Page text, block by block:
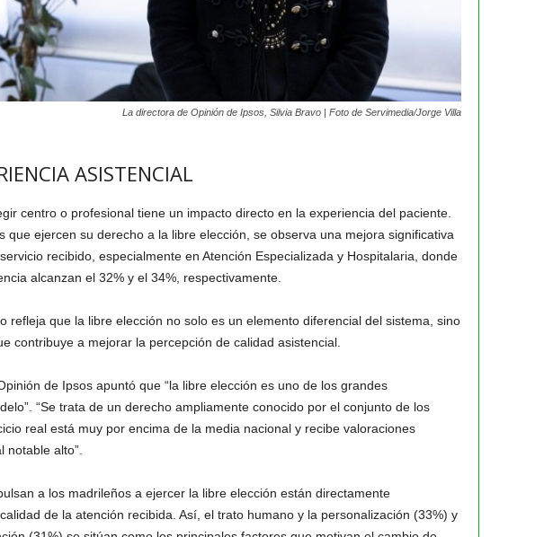
La directora de Opinión de Ipsos, Silvia Bravo | Foto de Servimedia/Jorge Villa
ASISTENCIAL
centro o profesional tiene un impacto directo en la experiencia del paciente.
que ejercen su derecho a la libre elección, se observa una mejora significativa
recibido, especialmente en Atención Especializada y Hospitalaria, donde
alcanzan el 32% y el 34%, respectivamente.
refleja que la libre elección no solo es un elemento diferencial del sistema, sino
contribuye a mejorar la percepción de calidad asistencial.
de Ipsos apuntó que “la libre elección es uno de los grandes
“Se trata de un derecho ampliamente conocido por el conjunto de los
real está muy por encima de la media nacional y recibe valoraciones
notable alto”.
a los madrileños a ejercer la libre elección están directamente
de la atención recibida. Así, el trato humano y la personalización (33%) y